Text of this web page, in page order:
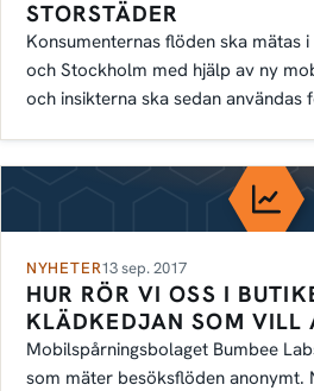
STORSTÄDER
Konsumenternas flöden ska mätas
och Stockholm med hjälp av ny
och insikterna ska sedan användas
NYHETER13 sep. 2017
HUR RÖR VI OSS I
KLÄDKEDJAN SOM VILL
Mobilspårningsbolaget Bumbee
som mäter besöksflöden anonymt.